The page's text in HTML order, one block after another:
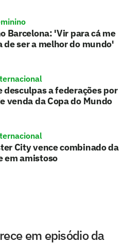
Barcelona: 'Vir para cá me
de ser a melhor do mundo'
desculpas a federações por
venda da Copa do Mundo
City vence combinado da
em amistoso
em episódio da